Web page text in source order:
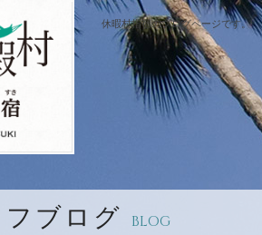
休暇村指宿のブログページです。
フブログ BLOG